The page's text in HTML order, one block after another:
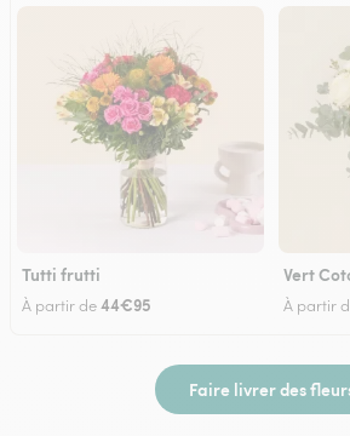
Tutti frutti
À partir de44€95
Vert
À partir
Faire livrer des